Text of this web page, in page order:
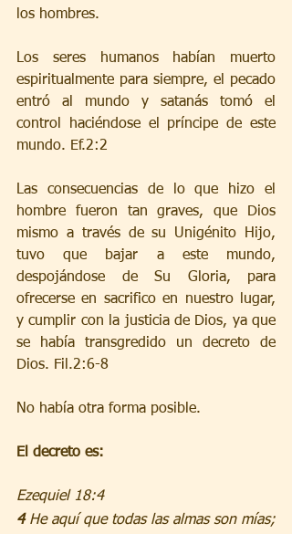
los hombres.
Los seres humanos habían muerto
espiritualmente para siempre, el pecado
entró al mundo y satanás tomó el
control haciéndose el príncipe de este
mundo. Ef.2:2
Las consecuencias de lo que hizo el
hombre fueron tan graves, que Dios
mismo a través de su Unigénito Hijo,
tuvo que bajar a este mundo,
despojándose de Su Gloria, para
ofrecerse en sacrifico en nuestro lugar,
y cumplir con la justicia de Dios, ya que
se había transgredido un decreto de
Dios. Fil.2:6-8
No había otra forma posible.
El decreto es:
Ezequiel 18:4
4 He aquí que todas las almas son mías;